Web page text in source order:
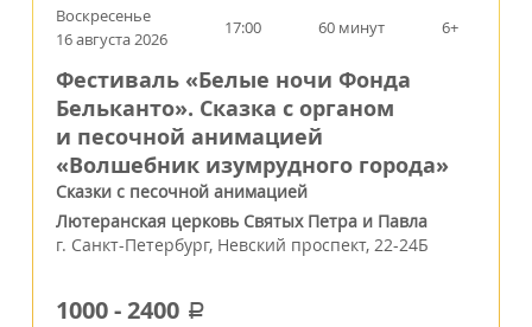
Воскресенье
16 августа 2026
17:00 60 минут 6+
Фестиваль «Белые ночи Фонда
Бельканто». Сказка с органом
и песочной анимацией
«Волшебник изумрудного города»
Сказки с песочной анимацией
Лютеранская церковь Святых Петра и Павла
г. Санкт-Петербург, Невский проспект, 22-24Б
1000-2400 a